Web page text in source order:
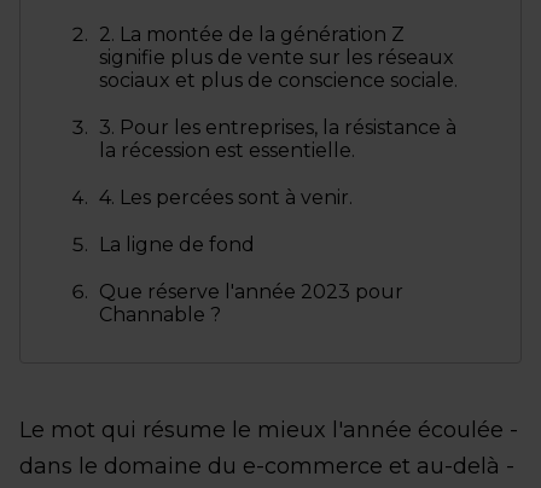
2. La montée de la génération Z
signifie plus de vente sur les réseaux
sociaux et plus de conscience sociale.
3. Pour les entreprises, la résistance à
la récession est essentielle.
4. Les percées sont à venir.
La ligne de fond
Que réserve l'année 2023 pour
Channable ?
Le mot qui résume le mieux l'année écoulée -
dans le domaine du e-commerce et au-delà -